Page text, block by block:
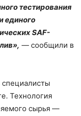
тестирования
единого
SAF-
— сообщили в
специалисты
Технология
сырья —